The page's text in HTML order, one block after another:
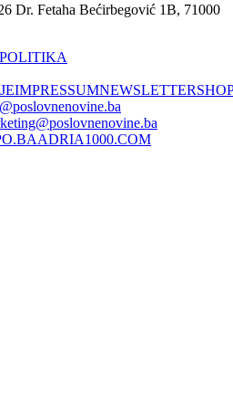
Dr. Fetaha Bećirbegović 1B, 71000
POLITIKA
IMPRESSUMNEWSLETTER
ADRIA1000.COM